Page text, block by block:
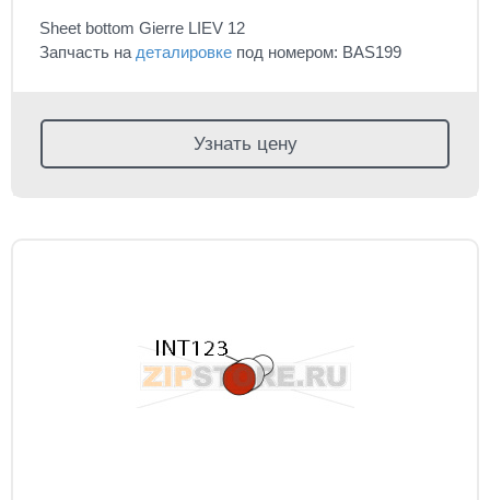
Sheet bottom Gierre LIEV 12
Запчасть на деталировке под номером: BAS199
Узнать цену